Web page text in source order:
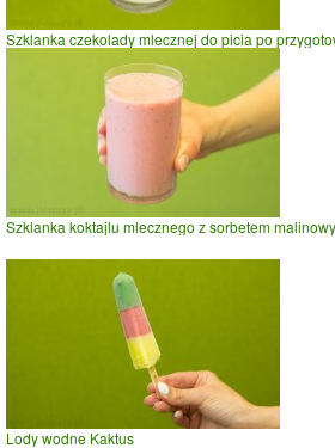
Szklanka czekolady mlecznej do picia po
Szklanka koktajlu mlecznego z sorbetem
Lody wodne Kaktus